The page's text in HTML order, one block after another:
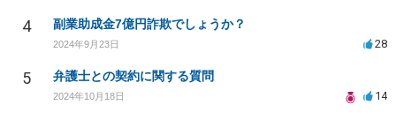
4 副業助成金7億円詐欺でしょうか？
2024年9月23日 28
5 弁護士との契約に関する質問
2024年10月18日 14